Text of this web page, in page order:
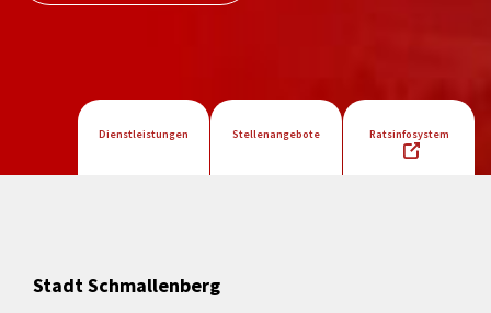
Dienstleistungen Stellenangebote Ratsinfosystem
Stadt Schmallenberg